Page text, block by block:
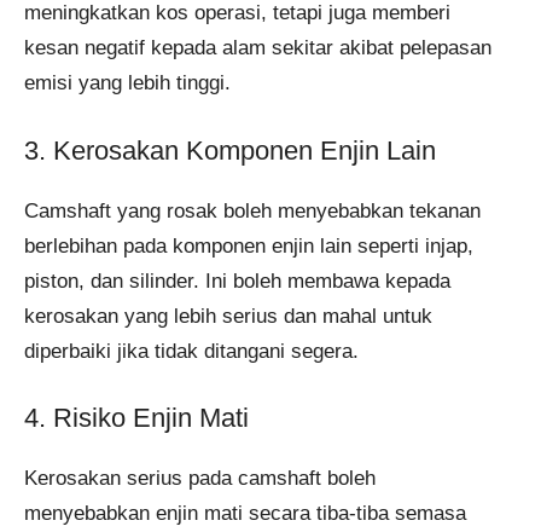
meningkatkan kos operasi, tetapi juga memberi
kesan negatif kepada alam sekitar akibat pelepasan
emisi yang lebih tinggi.
3. Kerosakan Komponen Enjin Lain
Camshaft yang rosak boleh menyebabkan tekanan
berlebihan pada komponen enjin lain seperti injap,
piston, dan silinder. Ini boleh membawa kepada
kerosakan yang lebih serius dan mahal untuk
diperbaiki jika tidak ditangani segera.
4. Risiko Enjin Mati
Kerosakan serius pada camshaft boleh
menyebabkan enjin mati secara tiba-tiba semasa